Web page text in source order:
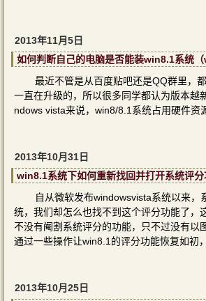
2013年11月5日
如何判断自己的电脑是否能装win8.1系统
最近不管是从百度贴吧还是QQ群里，
一直在升级的，所以很多同学都认为版本越
ndows vista来说，win8/8.1系统占用硬件
2013年10月31日
win8.1系统下如何重新找回并打开系统评分
自从微软发布windowsvista系统以来
统，我们却怎么也找不到这个评分功能了，
不没有阉割系统评分的功能，只不过没有以
通过一些操作让win8.1的评分功能恢复如初
2013年10月25日